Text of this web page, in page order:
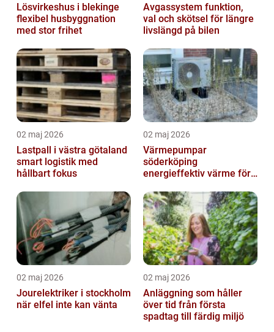
Lösvirkeshus i blekinge
flexibel husbyggnation
med stor frihet
Avgassystem funktion,
val och skötsel för längre
livslängd på bilen
02 maj 2026
Lastpall i västra götaland
smart logistik med
hållbart fokus
02 maj 2026
Värmepumpar
söderköping
energieffektiv värme för
02 maj 2026
Jourelektriker i stockholm
när elfel inte kan vänta
02 maj 2026
Anläggning som håller
över tid från första
spadtag till färdig miljö